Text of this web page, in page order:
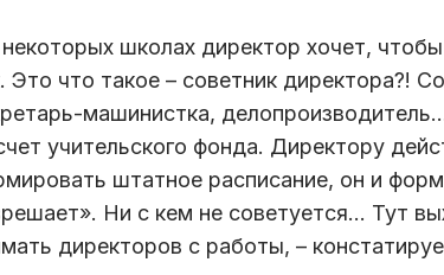
школах директор хочет,
Это что такое – советник директора?!
машинистка,
учительского фонда. Директору
штатное расписание, он и
Ни с кем не советуется… Тут
директоров с работы, –